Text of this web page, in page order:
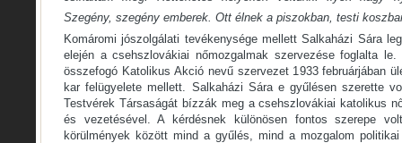
Szegény, szegény emberek. Ott élnek a piszokban, testi
Komáromi jószolgálati tevékenysége mellett Salkaházi Sára
elején a csehszlovákiai nőmozgalmak szervezése foglalta
összefogó Katolikus Akció nevű szervezet 1933 februárjában
kar felügyelete mellett. Salkaházi Sára e gyűlésen szerette
Testvérek Társaságát bízzák meg a csehszlovákiai katolikus
és vezetésével. A kérdésnek különösen fontos szerepe
körülmények között mind a gyűlés, mind a mozgalom